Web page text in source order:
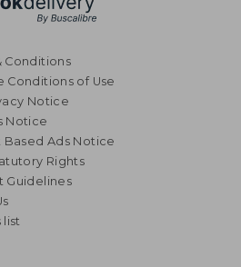
Conditions
Conditions of Use
Notice
Notice
Based Ads Notice
Rights
Guidelines
list